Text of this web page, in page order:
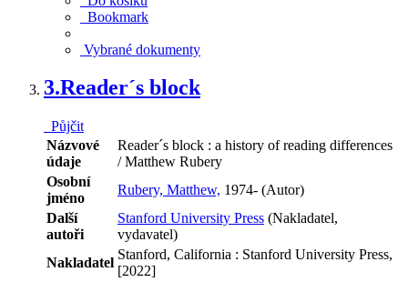
Bookmark
Vybrané dokumenty
3.Reader´s block
Půjčit
Názvové
údaje
Reader´s block : a history of reading differences
/ Matthew Rubery
Osobní
jméno
Rubery, Matthew, 1974- (Autor)
Další
autoři
Stanford University Press (Nakladatel,
vydavatel)
Nakladatel
Stanford, California : Stanford University Press,
[2022]